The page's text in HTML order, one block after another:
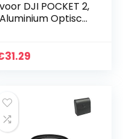
voor DJI POCKET 2,
Aluminium Optisch
Camera
31.29